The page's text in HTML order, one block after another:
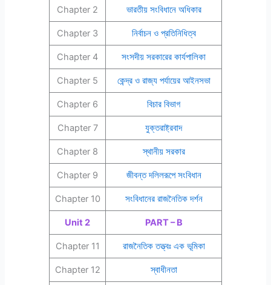
Chapter 2 ভারতীয় সংবিধানে অধিকার
Chapter 3 নির্বাচন ও প্রতিনিধিত্ব
Chapter 4 সংসদীয় সরকারের কার্যপালিকা
Chapter 5 কেন্দ্র ও রাজ্য পর্যায়ের আইনসভা
Chapter 6 বিচার বিভাগ
Chapter 7 যুক্তরাষ্ট্রবাদ
Chapter 8 স্থানীয় সরকার
Chapter 9 জীবন্ত দলিলরূপে সংবিধান
Chapter 10 সংবিধানের রাজনৈতিক দর্শন
Unit 2 PART – B
Chapter 11 রাজনৈতিক তত্ত্বঃ এক ভূমিকা
Chapter 12 স্বাধীনতা